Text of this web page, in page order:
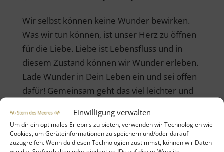
Einwilligung verwalten
Um dir ein optimales Erlebnis zu bieten, verwenden wir Technologien wie
Cookies, um Geräteinformationen zu speichern und/oder darauf
zuzugreifen. Wenn du diesen Technologien zustimmst, können wir Daten
Wir selbst können keine Wunder bewirken.
Was wir tun können, ist unser Herz zu öffnen
für die Liebe. Liebe ist Lebensfluss und in
diesem Zustand können wir Wunder erleben.
Lade Wunder in Dein Leben ein und sei offen
dafür! Gemeinsam geht das viel leichter und